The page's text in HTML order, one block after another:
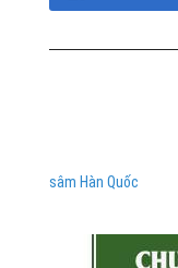
sâm Hàn Quốc